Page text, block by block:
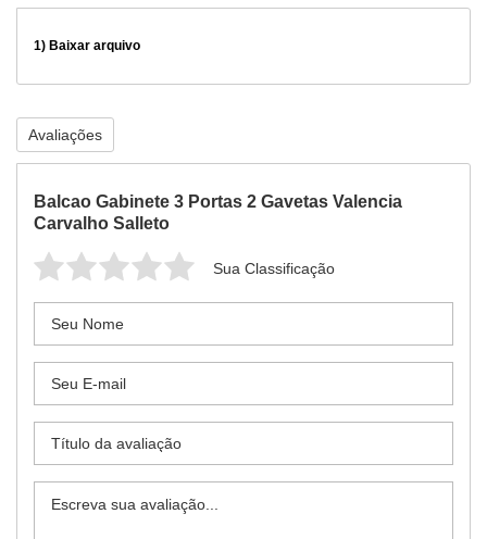
1) Baixar arquivo
Avaliações
Balcao Gabinete 3 Portas 2 Gavetas Valencia
Carvalho Salleto
Sua Classificação